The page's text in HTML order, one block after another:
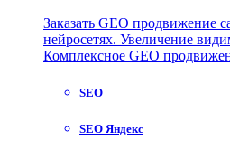
Заказать GEO продвижение
нейросетях. Увеличение
Комплексное GEO
SEO
SEO Яндекс